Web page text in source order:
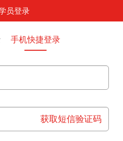
员登录
手机快捷登录
获取短信验证码